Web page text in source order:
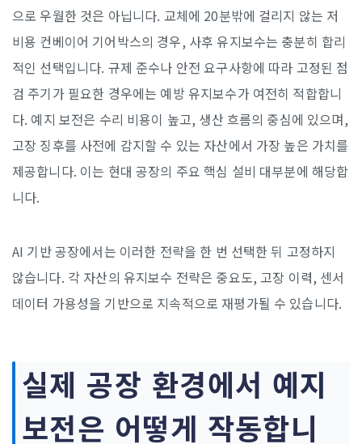
으로 우월한 것은 아닙니다. 교체에 20분밖에 걸리지 않는 저
비용 컨베이어 기어박스의 경우, 사후 유지보수는 충분히 합리
적인 선택입니다. 규제 준수나 안전 요구사항에 따라 고정된 점
검 주기가 필요한 경우에는 예방 유지보수가 여전히 적합합니
다. 예지 보전은 수리 비용이 높고, 생산 흐름의 중심에 있으며,
고장 징후를 사전에 감지할 수 있는 자산에서 가장 높은 가치를
제공합니다. 이는 현대 공장의 주요 핵심 설비 대부분에 해당합
니다.
AI 기반 공장에서는 이러한 전략을 한 번 선택한 뒤 고정하지
않습니다. 각 자산의 유지보수 전략은 중요도, 고장 이력, 센서
데이터 가용성을 기반으로 지속적으로 재평가될 수 있습니다.
실제 공장 환경에서 예지
보전은 어떻게 작동합니